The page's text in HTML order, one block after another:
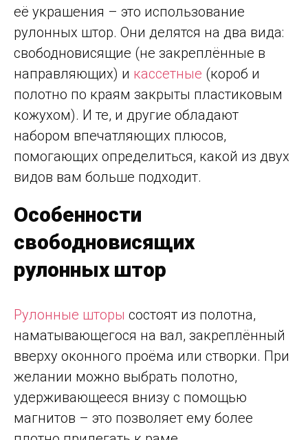
её украшения – это использование
рулонных штор. Они делятся на два вида:
свободновисящие (не закреплённые в
направляющих) и кассетные (короб и
полотно по краям закрыты пластиковым
кожухом). И те, и другие обладают
набором впечатляющих плюсов,
помогающих определиться, какой из двух
видов вам больше подходит.
Особенности
свободновисящих
рулонных штор
Рулонные шторы состоят из полотна,
наматывающегося на вал, закреплённый
вверху оконного проёма или створки. При
желании можно выбрать полотно,
удерживающееся внизу с помощью
магнитов – это позволяет ему более